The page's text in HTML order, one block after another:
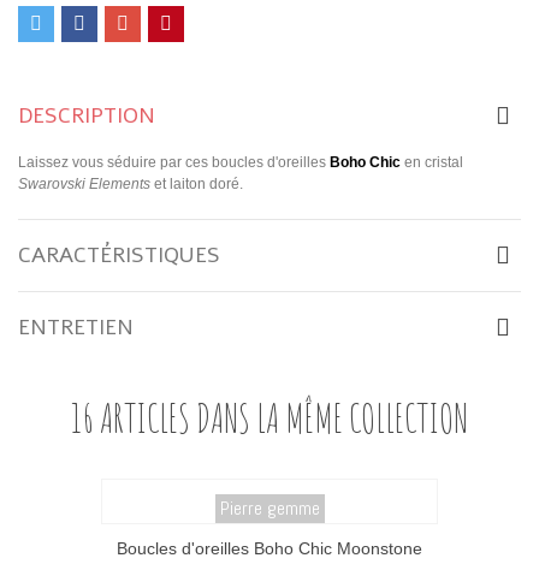
DESCRIPTION
Laissez vous séduire par ces boucles d'oreilles Boho Chic en cristal
Swarovski Elements et laiton doré.
CARACTÉRISTIQUES
ENTRETIEN
16 ARTICLES DANS LA MÊME COLLECTION
Pierre gemme
Boucles d'oreilles Boho Chic Moonstone